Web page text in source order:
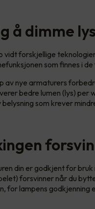
å dimme
vidt forskjellige
som finnes i
av nye armaturers
bedre lumen (lys) per
som krever
din er godkjent for
forsvinner når du
for lampens godkjenning